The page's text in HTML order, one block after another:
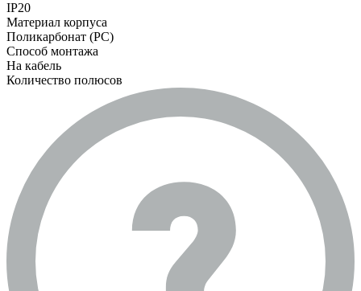
IP20
Материал корпуса
Поликарбонат (PC)
Способ монтажа
На кабель
Количество полюсов